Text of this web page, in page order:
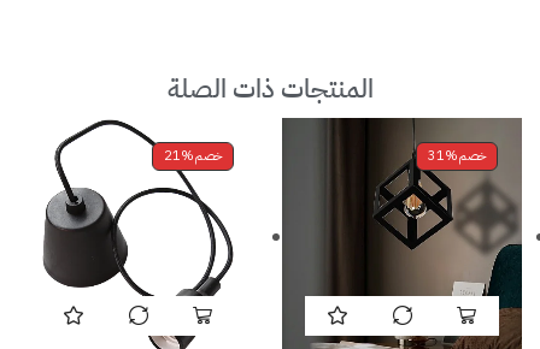
المنتجات ذات الصلة
خصم31% خصم21%